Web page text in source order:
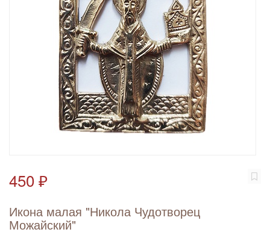
450 ₽
Икона малая "Никола Чудотворец
Можайский"